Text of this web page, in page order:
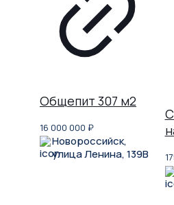
Общепит 307 м2
16 000 000 ₽
Новороссийск,
улица Ленина, 139В